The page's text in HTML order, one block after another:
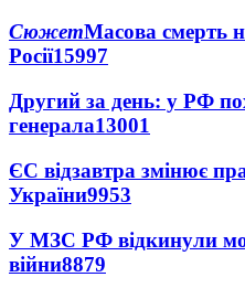
СюжетМасова смерть
Росії15997
Другий за день: у РФ
генерала13001
ЄС відзавтра змінює
України9953
У МЗС РФ відкинули
війни8879